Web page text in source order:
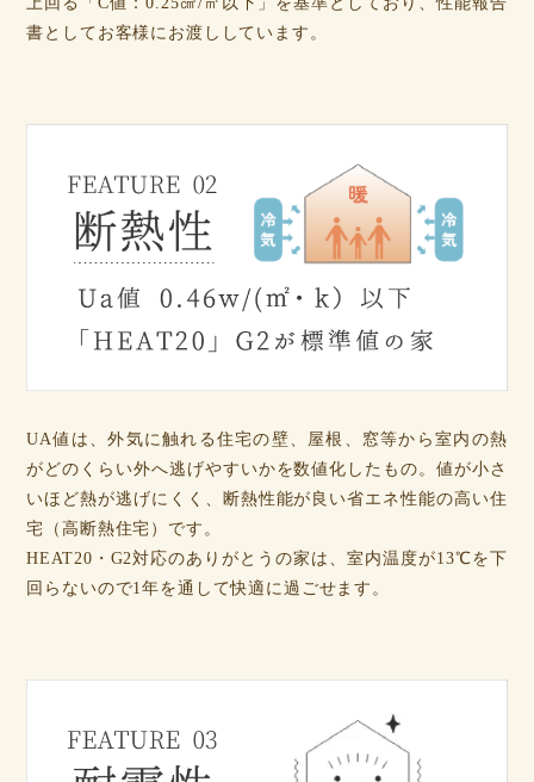
書としてお客様にお渡ししています。
UA値は、外気に触れる住宅の壁、屋根、窓等から室内の熱
がどのくらい外へ逃げやすいかを数値化したもの。値が小さ
いほど熱が逃げにくく、断熱性能が良い省エネ性能の高い住
宅（高断熱住宅）です。
HEAT20・G2対応のありがとうの家は、室内温度が13℃を下
回らないので1年を通して快適に過ごせます。